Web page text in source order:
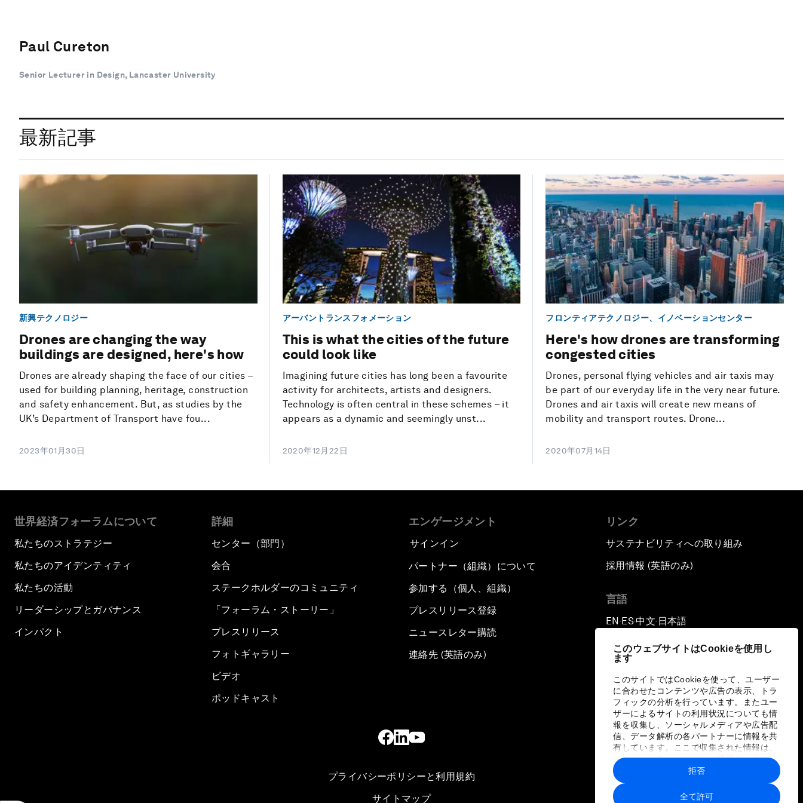
このウェブサイトはCookieを使用し
ます
このサイトではCookieを使って、ユーザー
に合わせたコンテンツや広告の表示、トラ
フィックの分析を行っています。またユー
ザーによるサイトの利用状況についても情
報を収集し、ソーシャルメディアや広告配
信、データ解析の各パートナーに情報を共
有しています。ここで収集された情報は、
ユーザーが各パートナーに提供した他の情
報や各パートナーのサービスを使用した際
に収集された情報と組み合わされ、各パー
トナーによって使用されることがありま
全て許可
拒否
Paul Cureton
Senior Lecturer in Design, Lancaster University
最新記事
新興テクノロジー
Drones are changing the way
buildings are designed, here's how
Drones are already shaping the face of our cities –
used for building planning, heritage, construction
and safety enhancement. But, as studies by the
UK’s Department of Transport have fou...
2023年01月30日
アーバントランスフォメーション
This is what the cities of the future
could look like
Imagining future cities has long been a favourite
activity for architects, artists and designers.
Technology is often central in these schemes – it
appears as a dynamic and seemingly unst...
2020年12月22日
フロンティアテクノロジー、イノベーションセンター
Here's how drones are transforming
congested cities
Drones, personal flying vehicles and air taxis may
be part of our everyday life in the very near future.
Drones and air taxis will create new means of
mobility and transport routes. Drone...
2020年07月14日
世界経済フォーラムについて
私たちのストラテジー
私たちのアイデンティティ
私たちの活動
リーダーシップとガバナンス
インパクト
詳細
センター（部門）
会合
ステークホルダーのコミュニティ
「フォーラム・ストーリー」
プレスリリース
フォトギャラリー
ビデオ
ポッドキャスト
エンゲージメント
サインイン
パートナー（組織）について
参加する（個人、組織）
プレスリリース登録
ニュースレター購読
連絡先 (英語のみ)
リンク
サステナビリティへの取り組み
採用情報 (英語のみ)
言語
EN ▪ ES▪中文▪ 日本語
プライバシーポリシーと利用規約
サイトマップ